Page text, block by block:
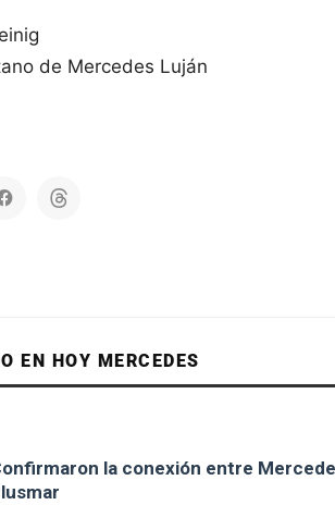
de Mercedes Luján
EN HOY MERCEDES
la conexión entre